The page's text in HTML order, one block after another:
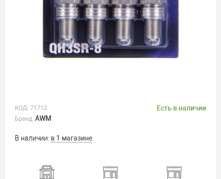
КОД: 71712 Есть в наличии
Бренд: AWM
В наличии: в 1 магазине